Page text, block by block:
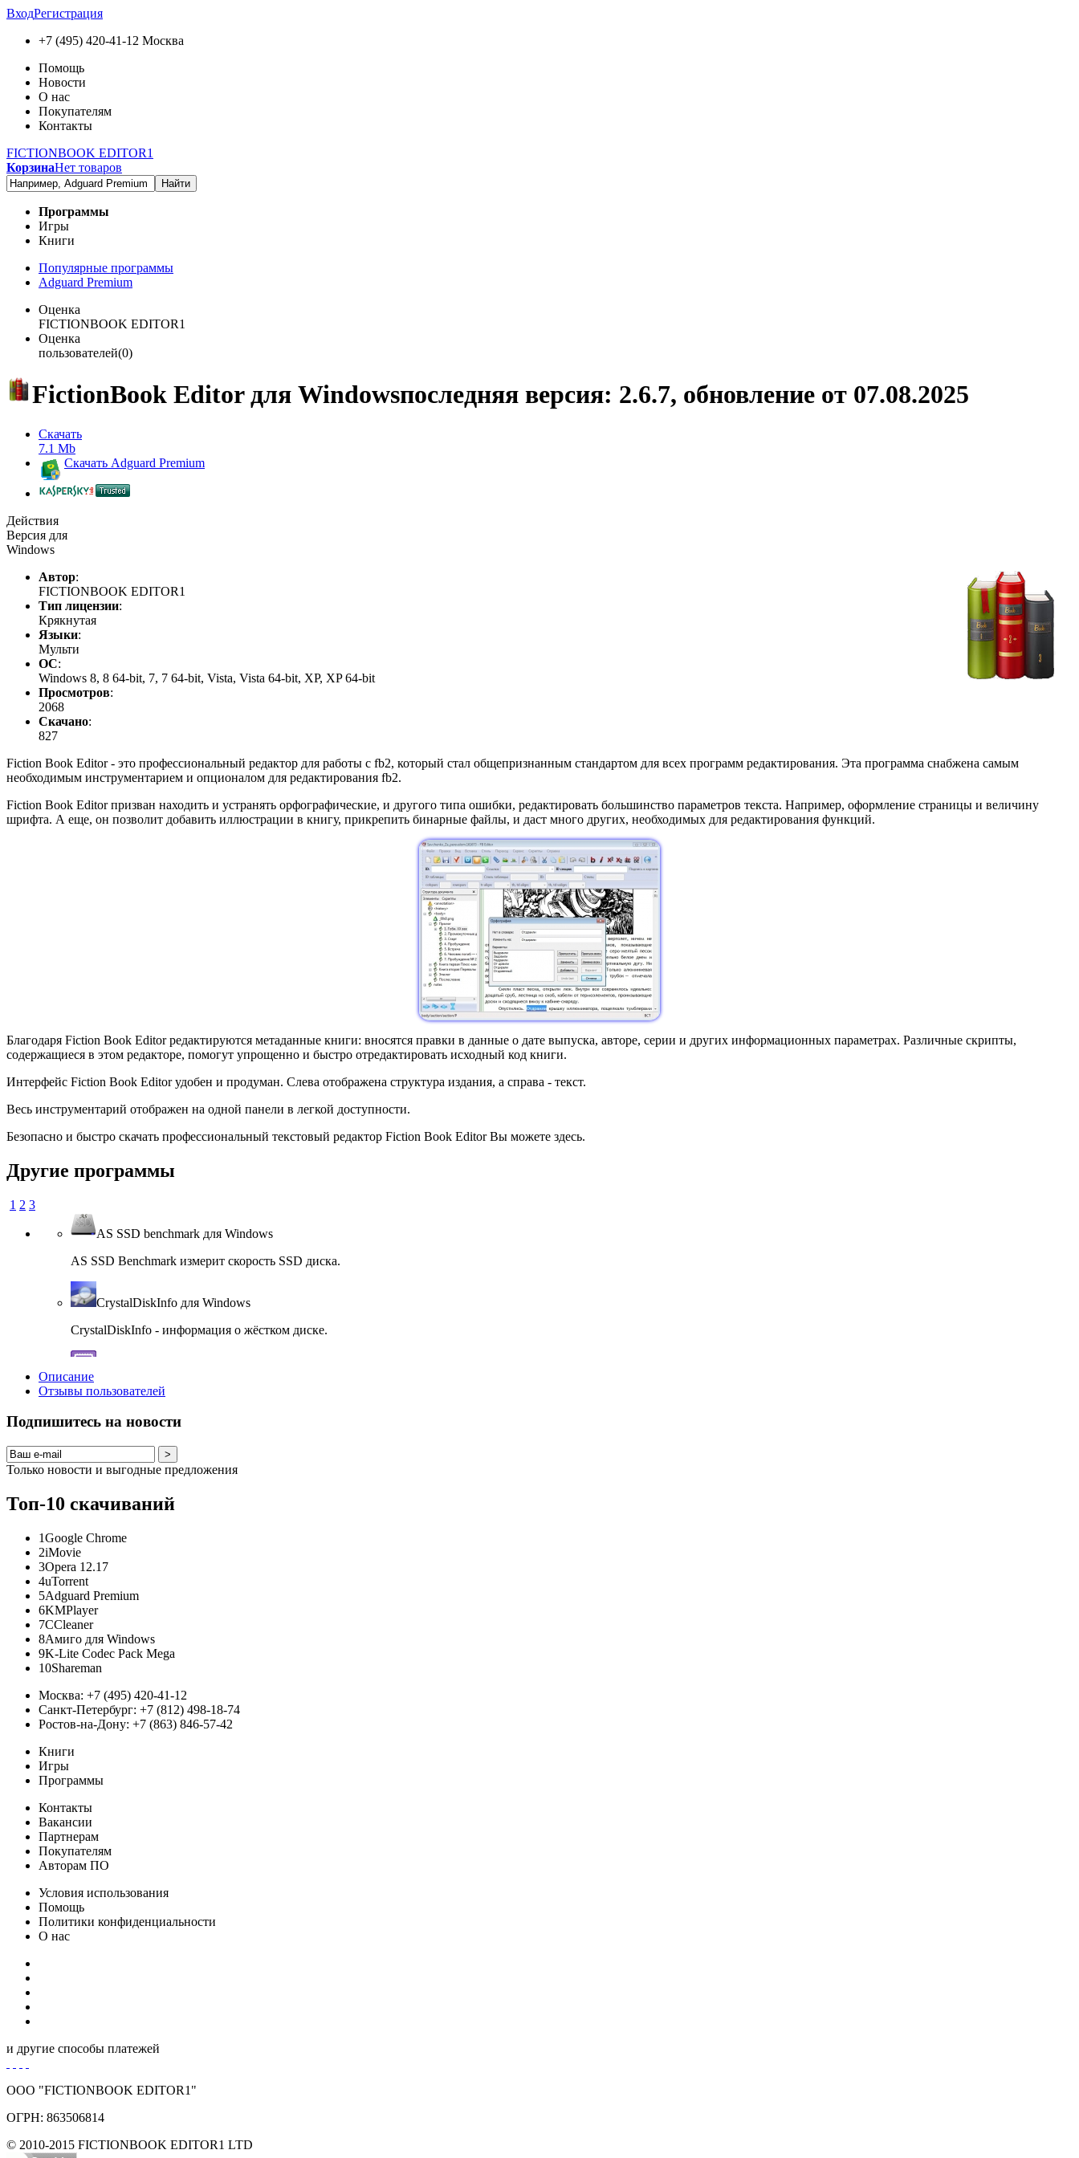
ВходРегистрация
+7 (495) 420-41-12 Москва
Помощь
Новости
О нас
Покупателям
Контакты
FICTIONBOOK EDITOR1
КорзинаНет товаров
Найти
Программы
Игры
Книги
Популярные программы
Adguard Premium
Оценка
FICTIONBOOK EDITOR1
Оценка
пользователей(0)
FictionBook Editor для Windowsпоследняя версия: 2.6.7, обновление от 07.08.2025
Скачать
7.1 Mb
Скачать Adguard Premium
Действия
Версия для
Windows
Автор:
FICTIONBOOK EDITOR1
Тип лицензии:
Крякнутая
Языки:
Мульти
ОС:
Windows 8, 8 64-bit, 7, 7 64-bit, Vista, Vista 64-bit, XP, XP 64-bit
Просмотров:
2068
Скачано:
827
Fiction Book Editor - это профессиональный редактор для работы с fb2, который стал общепризнанным стандартом для всех программ редактирования. Эта программа снабжена самым
необходимым инструментарием и опционалом для редактирования fb2.
Fiction Book Editor призван находить и устранять орфографические, и другого типа ошибки, редактировать большинство параметров текста. Например, оформление страницы и величину
шрифта. А еще, он позволит добавить иллюстрации в книгу, прикрепить бинарные файлы, и даст много других, необходимых для редактирования функций.
Благодаря Fiction Book Editor редактируются метаданные книги: вносятся правки в данные о дате выпуска, авторе, серии и других информационных параметрах. Различные скрипты,
содержащиеся в этом редакторе, помогут упрощенно и быстро отредактировать исходный код книги.
Интерфейс Fiction Book Editor удобен и продуман. Слева отображена структура издания, а справа - текст.
Весь инструментарий отображен на одной панели в легкой доступности.
Безопасно и быстро скачать профессиональный текстовый редактор Fiction Book Editor Вы можете здесь.
Другие программы
1 2 3
AS SSD benchmark для Windows
AS SSD Benchmark измерит скорость SSD диска.
CrystalDiskInfo для Windows
CrystalDiskInfo - информация о жёстком диске.
Сведения об установленном процессоре.
Тестирование всех компонентов компьютера.
SIW для Windows
SIW- информация о компонентах компьютера.
Диагностики и анализа компьютера.
Fraps для Windows
Измерение частоты FPS
EVEREST Home Edition для...
GPU-Z для Windows
Предоставляет информацию о видеосистеме.
System Monitor II для Windows
SpeedFan для Windows
Описание
Отзывы пользователей
Подпишитесь на новости
>
Только новости и выгодные предложения
Топ-10 скачиваний
1Google Chrome
2iMovie
3Opera 12.17
4uTorrent
5Adguard Premium
6KMPlayer
7CCleaner
8Амиго для Windows
9K-Lite Codec Pack Mega
10Shareman
Москва: +7 (495) 420-41-12
Санкт-Петербург: +7 (812) 498-18-74
Ростов-на-Дону: +7 (863) 846-57-42
Книги
Игры
Программы
Контакты
Вакансии
Партнерам
Покупателям
Авторам ПО
Условия использования
Помощь
Политики конфиденциальности
О нас
и другие способы платежей
ООО "FICTIONBOOK EDITOR1"
ОГРН: 863506814
© 2010-2015 FICTIONBOOK EDITOR1 LTD